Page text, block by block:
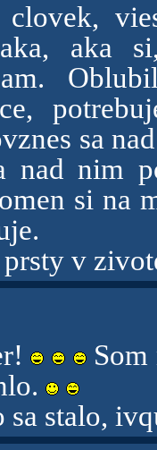
clovek,
aka
sa
nad nim
si na
v
Som
sa stalo,